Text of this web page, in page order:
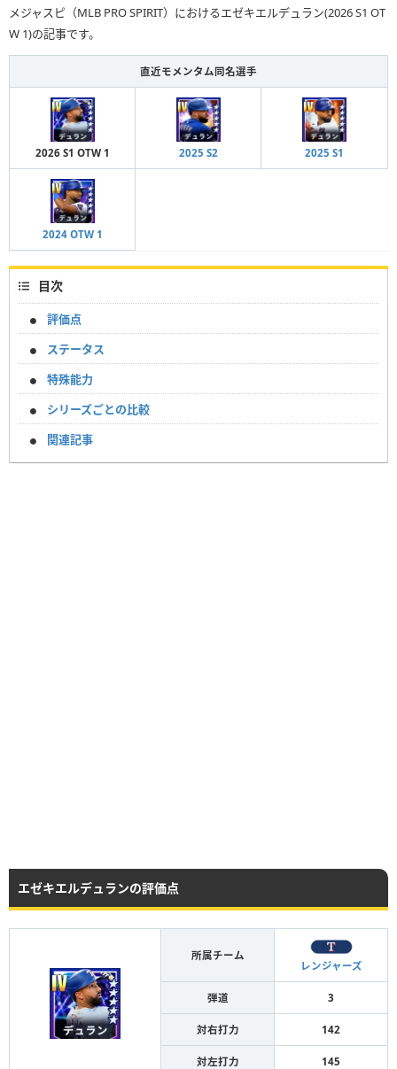
メジャスピ（MLB PRO SPIRIT）におけるエゼキエルデュラン(2026 S1 OT
W 1)の記事です。
直近モメンタム同名選手
2026 S1 OTW 1 2025 S2 2025 S1
2024 OTW 1
目次
評価点
ステータス
特殊能力
シリーズごとの比較
関連記事
エゼキエルデュランの評価点
所属チーム
レンジャーズ
弾道 3
対右打力 142
対左打力 145